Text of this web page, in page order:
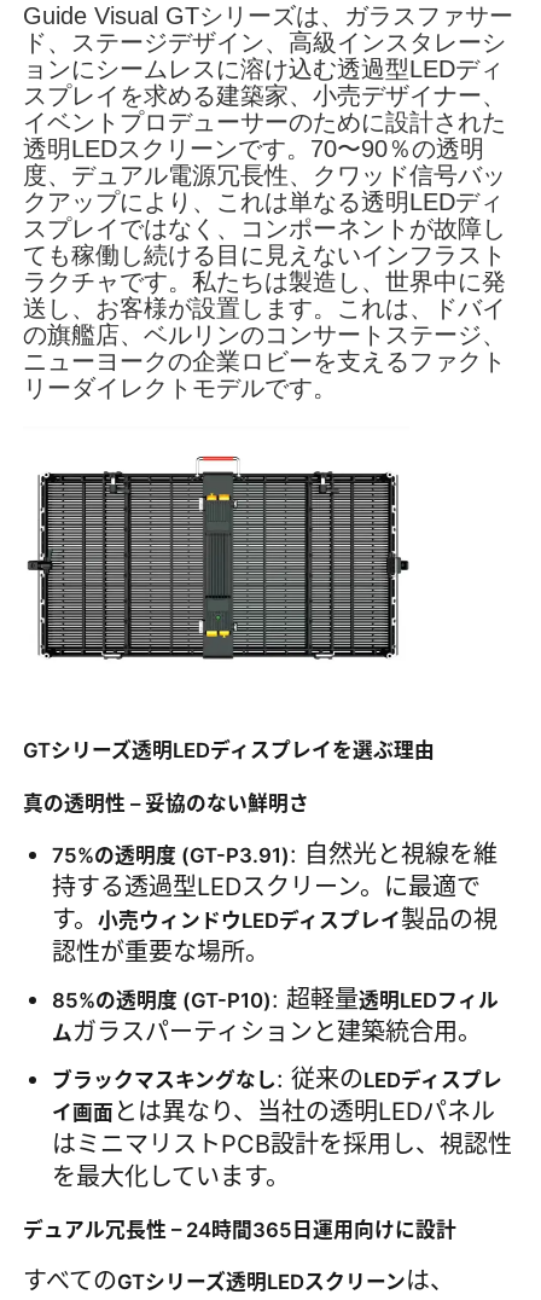
ホーム
製品
動画
VRショー
私たちについて
品質管理
お問い合わせ
ケース
LED ビデオウォールディスプレイ
ステージLEDスクリーンレンタル
透明なLEDディスプレイ
Guide Visual GTシリーズは、ガラスファサー
ド、ステージデザイン、高級インスタレーシ
ョンにシームレスに溶け込む透過型LEDディ
スプレイを求める建築家、小売デザイナー、
イベントプロデューサーのために設計された
透明LEDスクリーンです。70〜90％の透明
度、デュアル電源冗長性、クワッド信号バッ
クアップにより、これは単なる透明LEDディ
スプレイではなく、コンポーネントが故障し
ても稼働し続ける目に見えないインフラスト
ラクチャです。私たちは製造し、世界中に発
送し、お客様が設置します。これは、ドバイ
の旗艦店、ベルリンのコンサートステージ、
ニューヨークの企業ロビーを支えるファクト
リーダイレクトモデルです。
GTシリーズ透明LEDディスプレイを選ぶ理由
真の透明性 – 妥協のない鮮明さ
75%の透明度 (GT-P3.91): 自然光と視線を維
持する透過型LEDスクリーン。に最適で
す。小売ウィンドウLEDディスプレイ製品の視
認性が重要な場所。
85%の透明度 (GT-P10): 超軽量透明LEDフィル
ムガラスパーティションと建築統合用。
ブラックマスキングなし: 従来のLEDディスプレ
イ画面 とは異なり、当社の透明LEDパネル
はミニマリストPCB設計を採用し、視認性
を最大化しています。
デュアル冗長性 – 24時間365日運用向けに設計
すべてのGTシリーズ透明LEDスクリーンは、